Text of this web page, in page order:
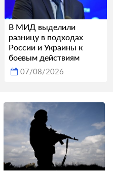
В МИД выделили
разницу в подходах
России и Украины к
боевым действиям
07/08/2026